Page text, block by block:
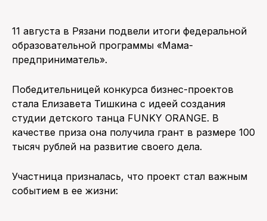
11 августа в Рязани подвели итоги федеральной
образовательной программы «Мама-
предприниматель».
Победительницей конкурса бизнес-проектов
стала Елизавета Тишкина с идеей создания
студии детского танца FUNKY ORANGE. В
качестве приза она получила грант в размере 100
тысяч рублей на развитие своего дела.
Участница призналась, что проект стал важным
событием в ее жизни: